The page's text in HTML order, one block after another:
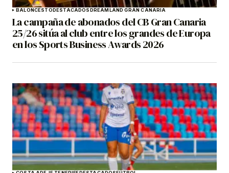
BALONCESTODESTACADOSDREAMLAND GRAN CANARIA
La campaña de abonados del CB Gran Canaria
25/26 sitúa al club entre los grandes de Europa
en los Sports Business Awards 2026